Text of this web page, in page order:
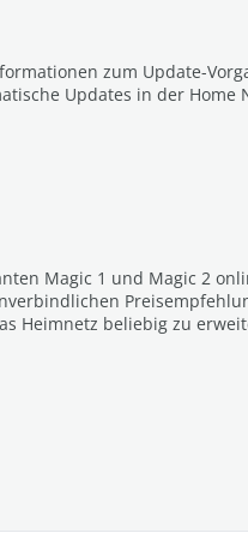
zum Update-
Updates in der
Magic 1 und Magic 2
Heimnetz beliebig zu